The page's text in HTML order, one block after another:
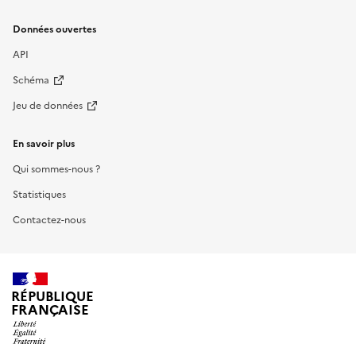
Données ouvertes
API
Schéma
Jeu de données
En savoir plus
Qui sommes-nous ?
Statistiques
Contactez-nous
RÉPUBLIQUE
FRANÇAISE